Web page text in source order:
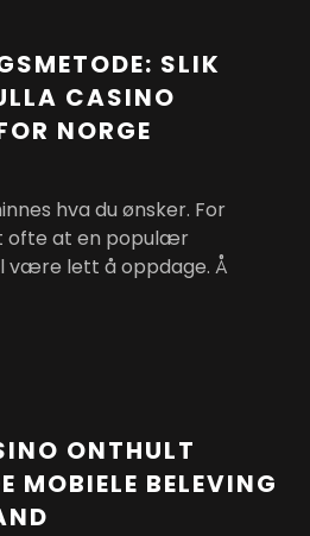
SLIK
CASINO
NORGE
hva du ønsker. For
ofte at en populær
være lett å oppdage. Å
ONTHULT
MOBIELE BELEVING